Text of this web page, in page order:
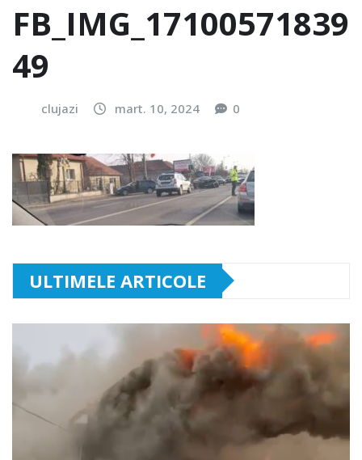
FB_IMG_17100571839
49
clujazi mart. 10, 2024 0
ULTIMELE ARTICOLE